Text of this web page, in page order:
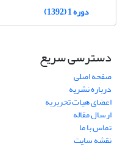
دوره 1 (1392)
دسترسی سریع
صفحه اصلی
درباره نشریه
اعضای هیات تحریریه
ارسال مقاله
تماس با ما
نقشه سایت